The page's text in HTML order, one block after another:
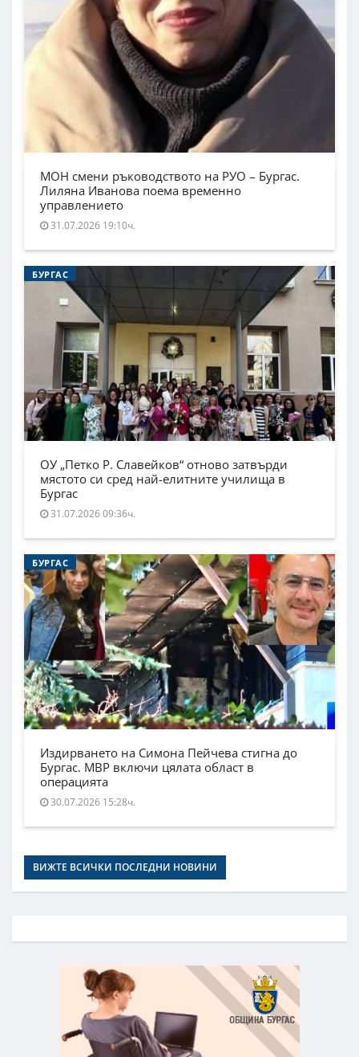
МОН смени ръководството на РУО – Бургас.
Лиляна Иванова поема временно
управлението
31.07.2026 19:10ч.
БУРГАС
ОУ „Петко Р. Славейков“ отново затвърди
мястото си сред най-елитните училища в
Бургас
31.07.2026 09:36ч.
БУРГАС
Издирването на Симона Пейчева стигна до
Бургас. МВР включи цялата област в
операцията
30.07.2026 15:28ч.
ВИЖТЕ ВСИЧКИ ПОСЛЕДНИ НОВИНИ